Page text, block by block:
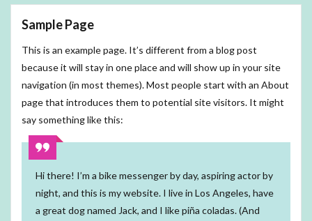
Sample Page
This is an example page. It’s different from a blog post
because it will stay in one place and will show up in your site
navigation (in most themes). Most people start with an About
page that introduces them to potential site visitors. It might
say something like this:
Hi there! I’m a bike messenger by day, aspiring actor by
night, and this is my website. I live in Los Angeles, have
a great dog named Jack, and I like piña coladas. (And